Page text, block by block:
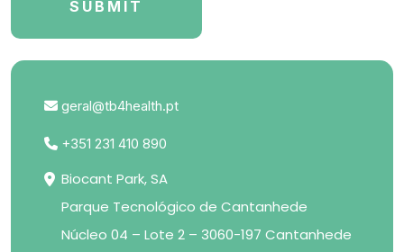
geral@tb4health.pt
+351 231 410 890
Biocant Park, SA
Parque Tecnológico de Cantanhede
Núcleo 04 – Lote 2 – 3060-197 Cantanhede